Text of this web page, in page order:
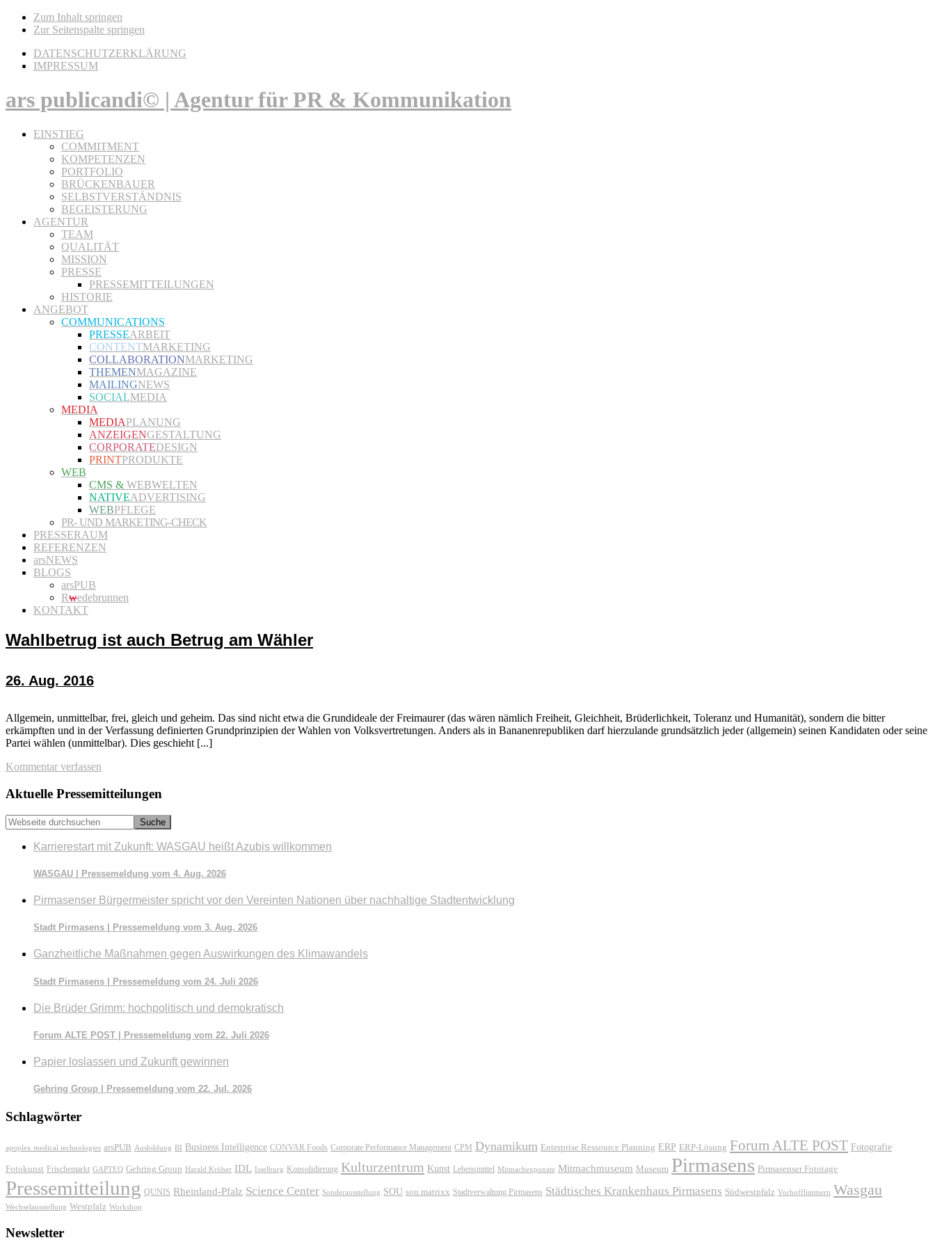
Zum Inhalt springen
Zur Seitenspalte springen
DATENSCHUTZERKLÄRUNG
IMPRESSUM
ars publicandi© | Agentur für PR & Kommunikation
EINSTIEG
COMMITMENT
KOMPETENZEN
PORTFOLIO
BRÜCKENBAUER
SELBSTVERSTÄNDNIS
BEGEISTERUNG
AGENTUR
TEAM
QUALITÄT
MISSION
PRESSE
PRESSEMITTEILUNGEN
HISTORIE
ANGEBOT
COMMUNICATIONS
PRESSEARBEIT
CONTENTMARKETING
COLLABORATIONMARKETING
THEMENMAGAZINE
MAILINGNEWS
SOCIALMEDIA
MEDIA
MEDIAPLANUNG
ANZEIGENGESTALTUNG
CORPORATEDESIGN
PRINTPRODUKTE
WEB
CMS & WEBWELTEN
NATIVEADVERTISING
WEBPFLEGE
PR- UND MARKETING-CHECK
PRESSERAUM
REFERENZEN
arsNEWS
BLOGS
arsPUB
Rwedebrunnen
KONTAKT
Wahlbetrug ist auch Betrug am Wähler
26. Aug. 2016
Allgemein, unmittelbar, frei, gleich und geheim. Das sind nicht etwa die Grundideale der Freimaurer (das wären nämlich Freiheit, Gleichheit, Brüderlichkeit, Toleranz und Humanität), sondern die bitter
erkämpften und in der Verfassung definierten Grundprinzipien der Wahlen von Volksvertretungen. Anders als in Bananenrepubliken darf hierzulande grundsätzlich jeder (allgemein) seinen Kandidaten oder seine
Partei wählen (unmittelbar). Dies geschieht [...]
Kommentar verfassen
Seitenspalte
Aktuelle Pressemitteilungen
Webseite
durchsuchen
Karrierestart mit Zukunft: WASGAU heißt Azubis willkommen
WASGAU | Pressemeldung vom 4. Aug. 2026
Pirmasenser Bürgermeister spricht vor den Vereinten Nationen über nachhaltige Stadtentwicklung
Stadt Pirmasens | Pressemeldung vom 3. Aug. 2026
Ganzheitliche Maßnahmen gegen Auswirkungen des Klimawandels
Stadt Pirmasens | Pressemeldung vom 24. Juli 2026
Die Brüder Grimm: hochpolitisch und demokratisch
Forum ALTE POST | Pressemeldung vom 22. Juli 2026
Papier loslassen und Zukunft gewinnen
Gehring Group | Pressemeldung vom 22. Jul. 2026
Schlagwörter
apoplex medical technologies arsPUB Ausbildung BI Business Intelligence CONVAR Foods Corporate Performance Management CPM Dynamikum Enterprise Ressource Planning ERP ERP-Lösung Forum ALTE POST Fotografie
Fotokunst Frischemarkt GAPTEQ Gehring Group Harald Kröher IDL Isselburg Konsolidierung Kulturzentrum Kunst Lebensmittel Mitmachexponate Mitmachmuseum Museum Pirmasens Pirmasenser Fototage
Pressemitteilung QUNIS Rheinland-Pfalz Science Center Sonderausstellung SOU sou.matrixx Stadtverwaltung Pirmasens Städtisches Krankenhaus Pirmasens Südwestpfalz Vorhofflimmern Wasgau
Wechselausstellung Westpfalz Workshop
Newsletter